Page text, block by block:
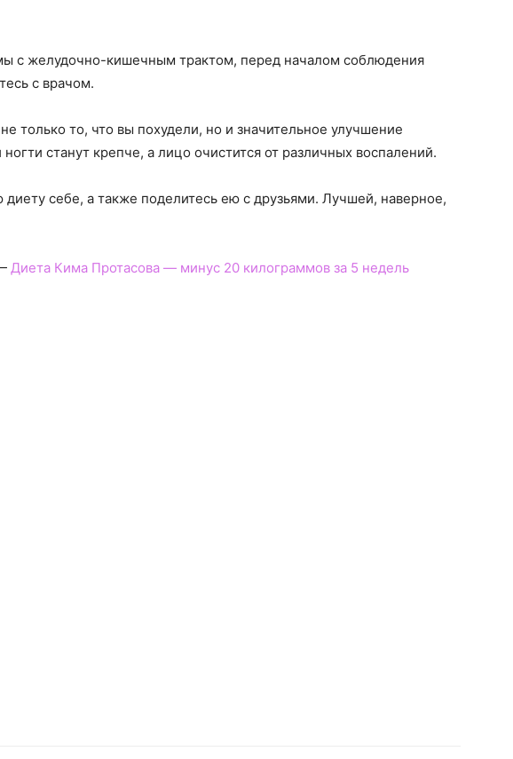
с желудочно-кишечным трактом, перед началом соблюдения
с врачом.
только то, что вы похудели, но и значительное улучшение
станут крепче, а лицо очистится от различных воспалений.
диету себе, а также поделитесь ею с друзьями. Лучшей, наверное,
Диета Кима Протасова — минус 20 килограммов за 5 недель